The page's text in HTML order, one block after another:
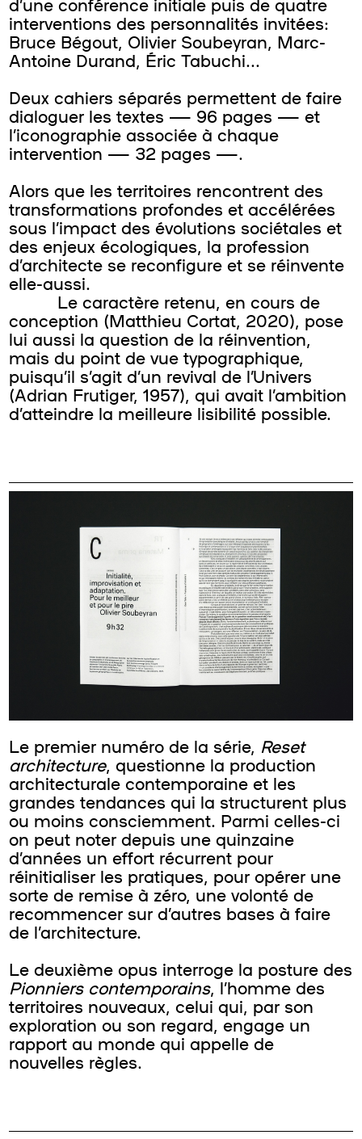
interventions des personnalités invitées:
Bruce Bégout, Olivier Soubeyran, Marc-
Antoine Durand, Éric Tabuchi...
Deux cahiers séparés permettent de faire
dialoguer les textes — 96 pages — et
l’iconographie associée à chaque
intervention — 32 pages —.
Alors que les territoires rencontrent des
transformations profondes et accélérées
sous l’impact des évolutions sociétales et
des enjeux écologiques, la profession
d’architecte se reconfigure et se réinvente
elle-aussi.
Le caractère retenu, en cours de
conception (Matthieu Cortat, 2020), pose
lui aussi la question de la réinvention,
mais du point de vue typographique,
puisqu’il s’agit d’un revival de l’Univers
(Adrian Frutiger, 1957), qui avait l’ambition
d’atteindre la meilleure lisibilité possible.
Le premier numéro de la série, Reset
architecture, questionne la production
architecturale contemporaine et les
grandes tendances qui la structurent plus
ou moins consciemment. Parmi celles-ci
on peut noter depuis une quinzaine
d’années un effort récurrent pour
réinitialiser les pratiques, pour opérer une
sorte de remise à zéro, une volonté de
recommencer sur d’autres bases à faire
de l’architecture.
Le deuxième opus interroge la posture des
Pionniers contemporains, l’homme des
territoires nouveaux, celui qui, par son
exploration ou son regard, engage un
rapport au monde qui appelle de
nouvelles règles.